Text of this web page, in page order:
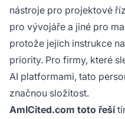
nástroje pro projektové
pro vývojáře a jiné pro
protože jejich instrukce
priority. Pro firmy, které
AI platformami, tato
značnou složitost.
AmICited.com toto řeší